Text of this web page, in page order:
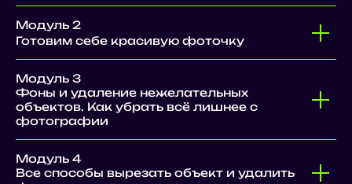
Модуль 2
Готовим себе красивую фоточку
Модуль 3
Фоны и удаление нежелательных
объектов. Как убрать всё лишнее с
фотографии
Модуль 4
Все способы вырезать объект и удалить
ПАЛИТРЫ, ГРАДИЕНТЫ, КИСТИ,
МОКАПЫ И ДРУГОЕ!
УСПЕЙ ЗАБРОНИРОВАТЬ
МЕСТО НА КУРСЕ И ПОЛУЧИТЬ
ПОДАРОК!